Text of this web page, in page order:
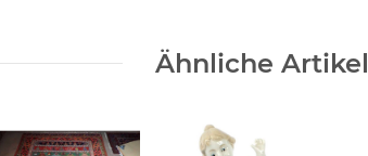
Ähnliche Artikel